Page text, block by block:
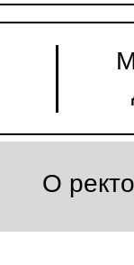
О